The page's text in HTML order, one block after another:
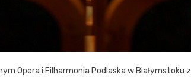
Opera i Filharmonia Podlaska w